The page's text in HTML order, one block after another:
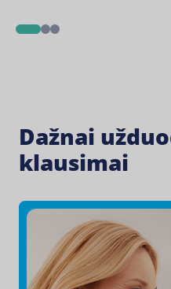
12
Dažnai
klausimai